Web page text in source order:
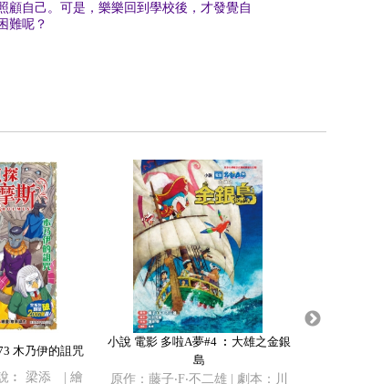
顧自己。可是，樂樂回到學校後，才發覺自
難呢？
木乃伊的詛咒
︰ 梁添 | 繪
小說 電影 多啦A夢#4 ︰大雄之金銀
島
原作：藤子‧F‧不二雄 | 劇本：川